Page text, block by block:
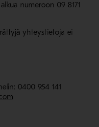
numeroon 09 8171
yhteystietoja ei
0400 954 141